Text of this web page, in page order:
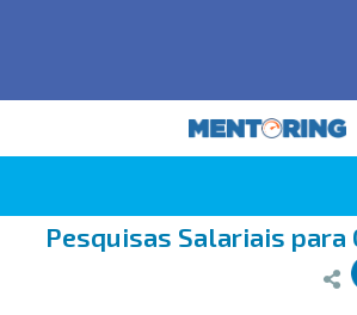
Pesquisas Salariais para